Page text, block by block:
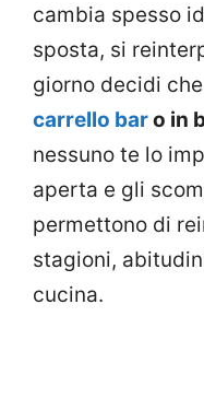
cambia spesso
sposta, si
giorno decidi
carrello baro in
nessuno te lo
aperta e gli
permettono di
stagioni,
cucina.